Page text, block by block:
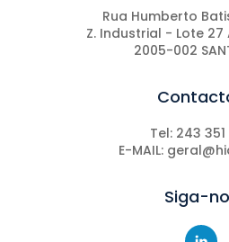
Rua Humberto
Z. Industrial - Lote 27
2005-002
Tel: 243
E-MAIL:
Siga-